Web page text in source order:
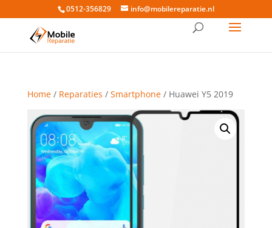
0512-356829 info@mobilereparatie.nl
Home/ Reparaties / Smartphone/ Huawei Y5 2019